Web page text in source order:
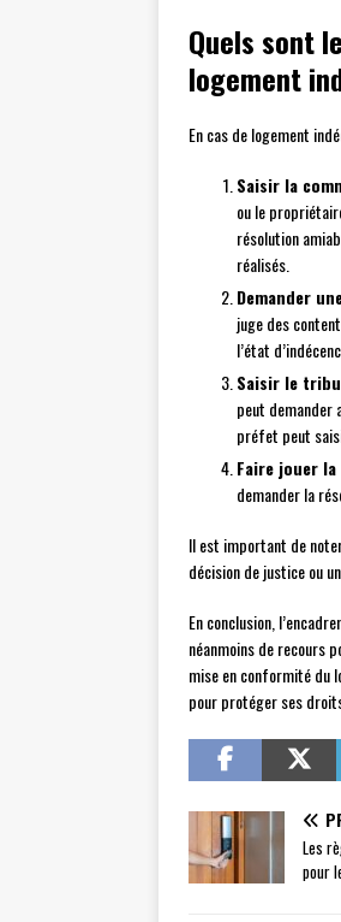
Quels sont
logement
En cas de logement
Saisir la
ou le
résolution
réalisés.
Demander
juge des
l’état
Saisir le
peut demander
préfet peut
Faire jouer
demander la
Il est important de
décision de justice ou
En conclusion,
néanmoins de recours
mise en conformité du
pour protéger ses
Les
pour